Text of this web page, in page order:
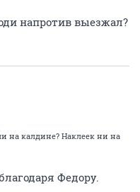
напротив выезжал?
на калдине? Наклеек ни на
Федору.